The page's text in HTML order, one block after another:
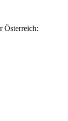
Österreich: